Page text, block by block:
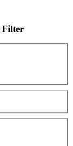
Filter